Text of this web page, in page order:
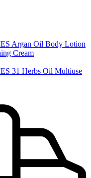
Argan Oil Body Lotion
Cream
31 Herbs Oil Multiuse